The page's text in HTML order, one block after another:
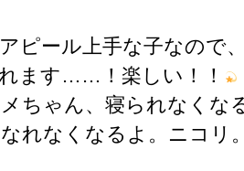
ピール上手な子なので
ます……！楽しい！！
ちゃん、寝られなくな
れなくなるよ。ニコリ